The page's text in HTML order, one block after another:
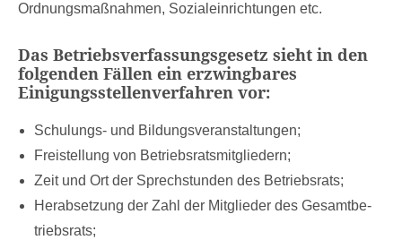
Ordnungsmaßnahmen, Sozialeinrichtungen etc.
Das Betriebsverfassungsgesetz sieht in den
folgenden Fällen ein erzwingbares
Einigungsstellenverfahren vor:
Schulungs- und Bildungsveranstaltungen;
Frei­stel­lung von Be­triebs­rats­mit­glie­dern;
Zeit und Ort der Sprech­stun­den des Be­triebs­rats;
Her­ab­set­zung der Zahl der Mit­glie­der des Ge­samt­be­
triebs­rats;